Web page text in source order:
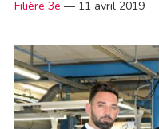
Filière 3e — 11 avril 2019